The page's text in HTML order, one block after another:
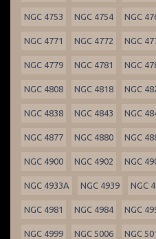
NGC 4753 NGC 4754 NGC
NGC 4771 NGC 4772 NGC
NGC 4779 NGC 4781 NGC
NGC 4808 NGC 4818 NGC
NGC 4838 NGC 4843 NGC
NGC 4877 NGC 4880 NGC
NGC 4900 NGC 4902 NGC
NGC 4933A NGC 4939 NGC
NGC 4981 NGC 4984 NGC
NGC 4999 NGC 5006 NGC